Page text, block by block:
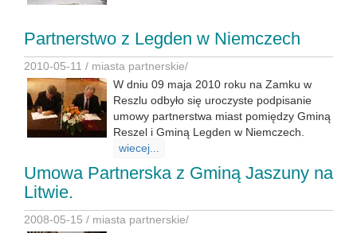
Partnerstwo z Legden w Niemczech
2010-05-11 / miasta partnerskie/
W dniu 09 maja 2010 roku na Zamku w
Reszlu odbyło się uroczyste podpisanie
umowy partnerstwa miast pomiędzy Gminą
Reszel i Gminą Legden w Niemczech.
wiecej...
Umowa Partnerska z Gminą Jaszuny na
Litwie.
2008-05-15 / miasta partnerskie/